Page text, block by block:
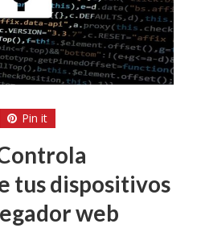
Pin it
tus dispositivos
web